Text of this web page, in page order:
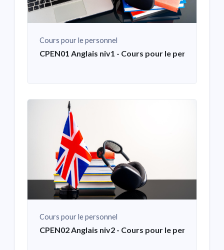
Cours pour le personnel
CPEN01 Anglais niv1 - Cours pour le personnel
Cours pour le personnel
CPEN02 Anglais niv2 - Cours pour le personnel